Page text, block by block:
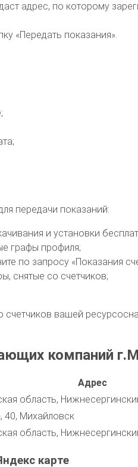
адрес, по которому
«Передать показания».
передачи показаний:
и установки
графы профиля;
по запросу «Показания
снятые со счетчиков;
вашей
компаний
Адрес
область,
40, Михайловск
область,
карте